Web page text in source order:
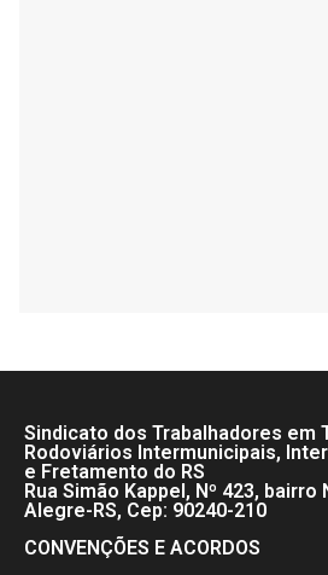
Sindicato dos Trabalhadores em
Rodoviários Intermunicipais,
e Fretamento do RS
Rua Simão Kappel, Nº 423,
Alegre-RS, Cep: 90240-210
CONVENÇÕES E ACORDOS